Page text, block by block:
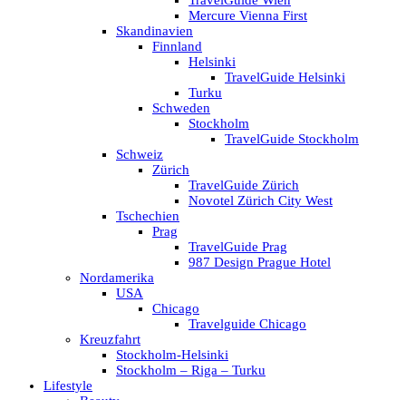
Mercure Vienna First
Skandinavien
Finnland
Helsinki
TravelGuide Helsinki
Turku
Schweden
Stockholm
TravelGuide Stockholm
Schweiz
Zürich
TravelGuide Zürich
Novotel Zürich City West
Tschechien
Prag
TravelGuide Prag
987 Design Prague Hotel
Nordamerika
USA
Chicago
Travelguide Chicago
Kreuzfahrt
Stockholm-Helsinki
Stockholm – Riga – Turku
Lifestyle